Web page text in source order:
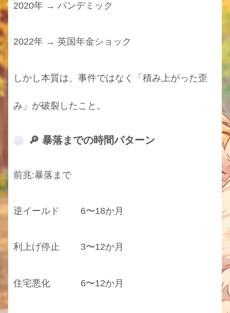
2020年 → パンデミック
2022年 → 英国年金ショック
しかし本質は、事件ではなく「積み上がった歪
み」が破裂したこと。
🔎 暴落までの時間パターン
前兆:暴落まで
逆イールド 6〜18か月
利上げ停止 3〜12か月
住宅悪化 6〜12か月